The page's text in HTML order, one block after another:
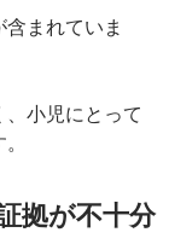
まれていま
小児にとって
拠が不十分